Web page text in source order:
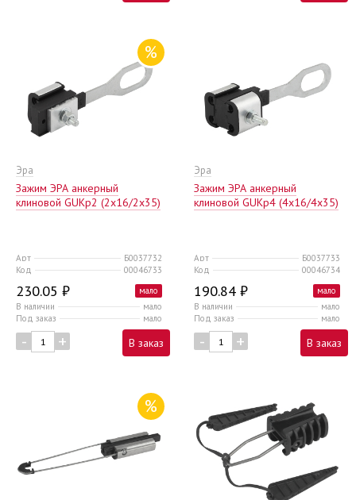
%
Эра
Зажим ЭРА анкерный
клиновой GUKp2 (2х16/2х35)
Арт
Б0037732
Код
00046733
230.05 ₽
мало
В наличии
мало
Под заказ
мало
- + В заказ
Эра
Зажим ЭРА анкерный
клиновой GUKp4 (4х16/4х35)
Арт
Б0037733
Код
00046734
190.84 ₽
мало
В наличии
мало
Под заказ
мало
- + В заказ
%